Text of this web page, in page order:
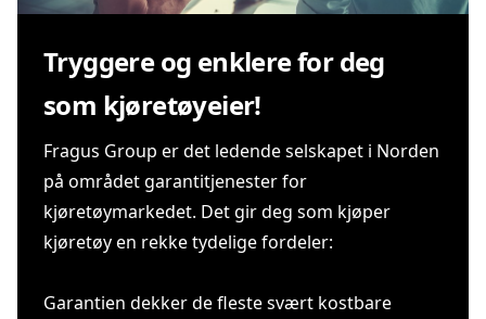
Tryggere og enklere for deg
som kjøretøyeier!
Fragus Group er det ledende selskapet i Norden
på området garantitjenester for
kjøretøymarkedet. Det gir deg som kjøper
kjøretøy en rekke tydelige fordeler:
Garantien dekker de fleste svært kostbare